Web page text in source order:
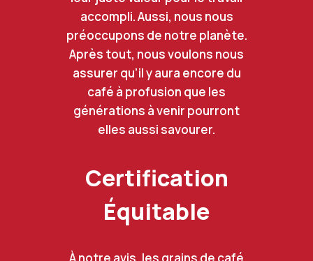
accompli. Aussi, nous nous
préoccupons de notre planète.
Après tout, nous voulons nous
assurer qu’il y aura encore du
café à profusion que les
générations à venir pourront
elles aussi savourer.
Certification
Équitable